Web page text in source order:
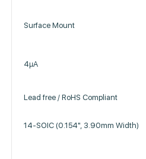
Surface Mount
4µA
Lead free / RoHS Compliant
14-SOIC (0.154", 3.90mm Width)